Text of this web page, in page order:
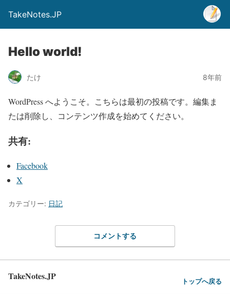
TakeNotes.JP
Hello world!
たけ 8年前
WordPress へようこそ。こちらは最初の投稿です。編集ま
たは削除し、コンテンツ作成を始めてください。
共有:
Facebook
X
カテゴリー: 日記
コメントする
TakeNotes.JP トップへ戻る